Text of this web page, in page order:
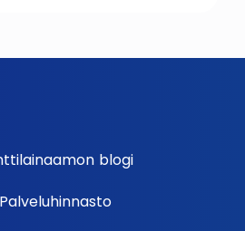
blogi
Palveluhinnasto